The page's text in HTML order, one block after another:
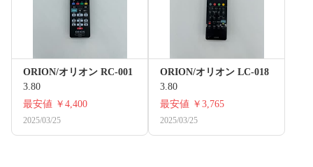
ORION/オリオン RC-001
3.80
最安値 ￥4,400
2025/03/25
ORION/オリオン LC-018
3.80
最安値 ￥3,765
2025/03/25